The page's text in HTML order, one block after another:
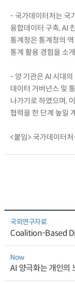
- 국가데이터처는 국
융합데이터 구축, AI
통계청은 통계청의
통계 활용 경험을 소
- 양 기관은 AI 시대
데이터 거버넌스 및
나가기로 하였으며,
협력을 한 단계 높일
<붙임> 국가데이터
국외연구자료
Coalition-Based
Now
AI 양극화는 개인의